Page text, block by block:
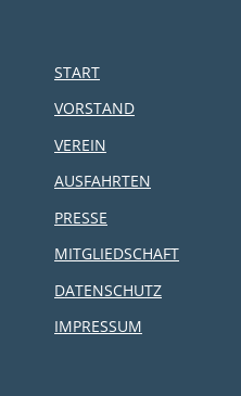
START
VORSTAND
VEREIN
AUSFAHRTEN
PRESSE
MITGLIEDSCHAFT
DATENSCHUTZ
IMPRESSUM